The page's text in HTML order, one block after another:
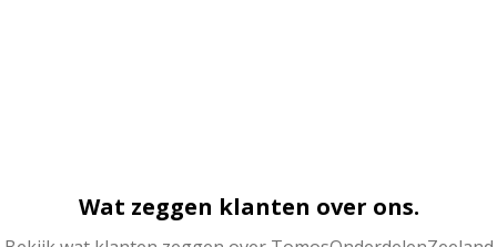
Wat zeggen klanten over ons.